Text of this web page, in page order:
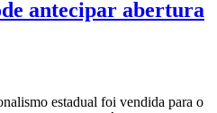
antecipar abertura
estadual foi vendida para o